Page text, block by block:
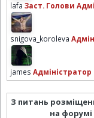
lafa Заст. Голови
snigova_koroleva
james Адміністратор
З питань
на форумі